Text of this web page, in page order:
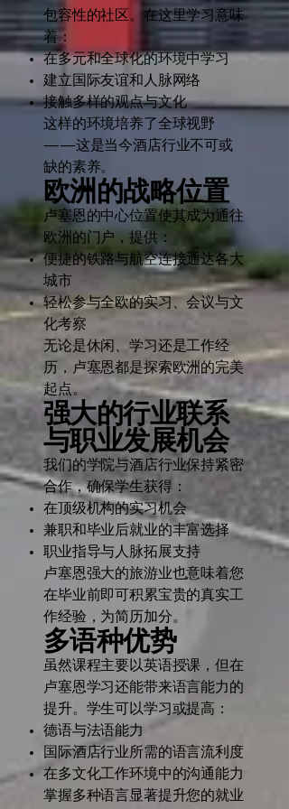
包容性的社区。在这里学习意味
着：
在多元和全球化的环境中学习
建立国际友谊和人脉网络
接触多样的观点与文化
这样的环境培养了全球视野
——这是当今酒店行业不可或
缺的素养。
欧洲的战略位置
卢塞恩的中心位置使其成为通往
欧洲的门户，提供：
便捷的铁路与航空连接通达各大
城市
轻松参与全欧的实习、会议与文
化考察
无论是休闲、学习还是工作经
历，卢塞恩都是探索欧洲的完美
起点。
强大的行业联系
与职业发展机会
我们的学院与酒店行业保持紧密
合作，确保学生获得：
在顶级机构的实习机会
兼职和毕业后就业的丰富选择
职业指导与人脉拓展支持
卢塞恩强大的旅游业也意味着您
在毕业前即可积累宝贵的真实工
作经验，为简历加分。
多语种优势
虽然课程主要以英语授课，但在
卢塞恩学习还能带来语言能力的
提升。学生可以学习或提高：
德语与法语能力
国际酒店行业所需的语言流利度
在多文化工作环境中的沟通能力
掌握多种语言显著提升您的就业